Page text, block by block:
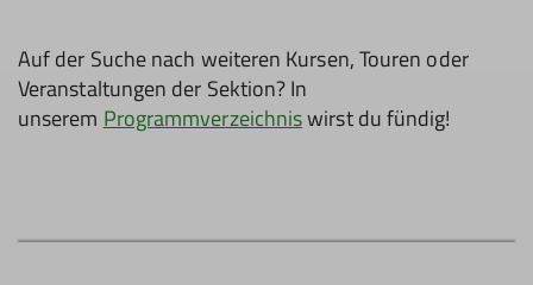
Auf der Suche nach weiteren Kursen, Touren oder
Veranstaltungen der Sektion? In
unserem Programmverzeichniswirst du fündig!